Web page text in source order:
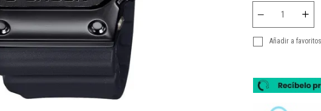
Añadir a favoritos